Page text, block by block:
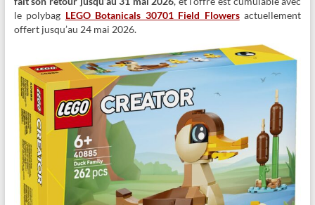
le polybag LEGO Botanicals 30701 Field Flowersactuellement
offert jusqu’au 24 mai 2026.